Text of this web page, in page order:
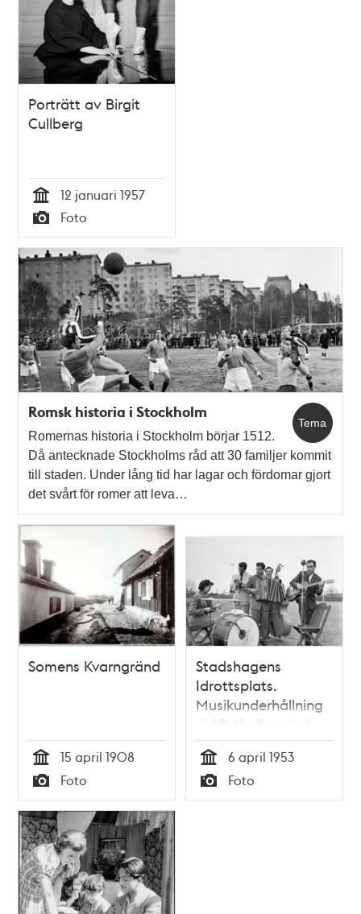
Porträtt av Birgit
Cullberg
Tid
12 januari 1957
Typ
Foto
Tema
Romsk historia i Stockholm
Romernas historia i Stockholm börjar 1512.
Då antecknade Stockholms råd att 30 familjer kommit
till staden. Under lång tid har lagar och fördomar gjort
det svårt för romer att leva…
Somens Kvarngränd
Tid
15 april 1908
Typ
Foto
Stadshagens
Idrottsplats.
Musikunderhållning
vid fotbollsmatch,
mellan romer och
Kungsholmsbor.
Trummisen är
förmodligen Rosa
Tid
6 april 1953
Typ
Foto